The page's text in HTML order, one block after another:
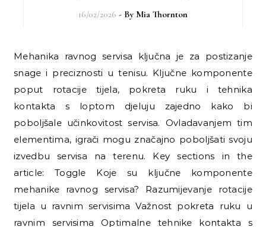
16/02/2026 - By Mia Thornton
Mehanika ravnog servisa ključna je za postizanje
snage i preciznosti u tenisu. Ključne komponente
poput rotacije tijela, pokreta ruku i tehnika
kontakta s loptom djeluju zajedno kako bi
poboljšale učinkovitost servisa. Ovladavanjem tim
elementima, igrači mogu značajno poboljšati svoju
izvedbu servisa na terenu. Key sections in the
article: Toggle Koje su ključne komponente
mehanike ravnog servisa? Razumijevanje rotacije
tijela u ravnim servisima Važnost pokreta ruku u
ravnim servisima Optimalne tehnike kontakta s